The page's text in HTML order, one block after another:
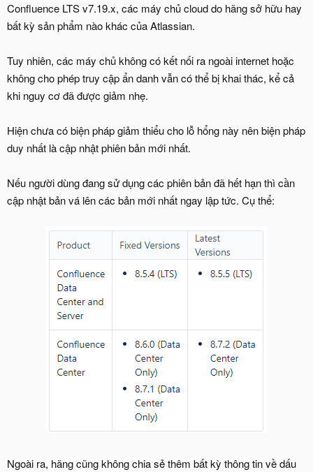
Confluence LTS v7.19.x, các máy chủ cloud do hãng sở hữu hay
bất kỳ sản phẩm nào khác của Atlassian.
Tuy nhiên, các máy chủ không có kết nối ra ngoài internet hoặc
không cho phép truy cập ẩn danh vẫn có thể bị khai thác, kể cả
khi nguy cơ đã được giảm nhẹ.
Hiện chưa có biện pháp giảm thiểu cho lỗ hổng này nên biện pháp
duy nhất là cập nhật phiên bản mới nhất.
Nếu người dùng đang sử dụng các phiên bản đã hết hạn thì cần
cập nhật bản vá lên các bản mới nhất ngay lập tức. Cụ thể:
Ngoài ra, hãng cũng không chia sẻ thêm bất kỳ thông tin về dấu